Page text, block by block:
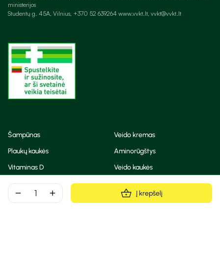
remove add Į krepšelį
ministerijos
Studentų g. 45A, Vilnius, +370 52 639264 www.vvkt.lt, vvkt@vvkt.lt
Šampūnas
Veido kremas
Plaukų kaukės
Aminorūgštys
Vitaminas D
Veido kaukės
Korėjietiška kosmetika
Eteriniai aliejai
Dezodorantas
BB ir CC kremas